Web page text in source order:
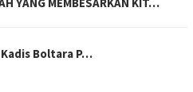
Boltara P…